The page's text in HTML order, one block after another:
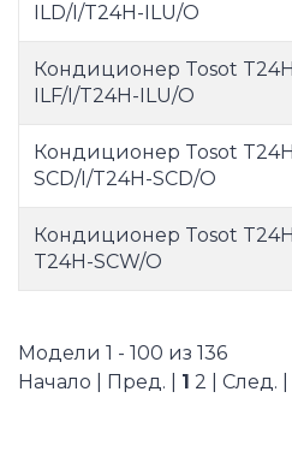
ILD/I/T24H-ILU/O
Кондиционер Tosot
ILF/I/T24H-ILU/O
Кондиционер Tosot
SCD/I/T24H-SCD/O
Кондиционер Tosot
T24H-SCW/O
Модели 1 - 100 из 136
Начало | Пред. | 1 2 След.